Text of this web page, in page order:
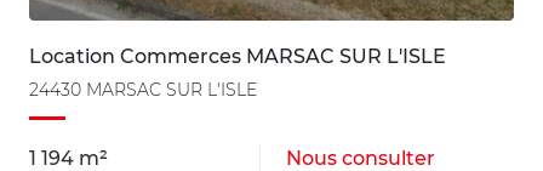
Location Commerces MARSAC SUR L'ISLE
24430 MARSAC SUR L'ISLE
1 194 m² Nous consulter